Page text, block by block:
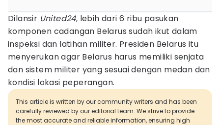
Dilansir United24, lebih dari 6 ribu pasukan
komponen cadangan Belarus sudah ikut dalam
inspeksi dan latihan militer. Presiden Belarus itu
menyerukan agar Belarus harus memiliki senjata
dan sistem militer yang sesuai dengan medan dan
kondisi lokasi peperangan.
This article is written by our community writers and has been
carefully reviewed by our editorial team. We strive to provide
the most accurate and reliable information, ensuring high